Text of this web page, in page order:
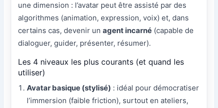
une dimension : l’avatar peut être assisté par des
algorithmes (animation, expression, voix) et, dans
certains cas, devenir unagent incarné (capable de
dialoguer, guider, présenter, résumer).
Les 4 niveaux les plus courants (et quand les
utiliser)
Avatar basique (stylisé) : idéal pour démocratiser
l’immersion (faible friction), surtout en ateliers,